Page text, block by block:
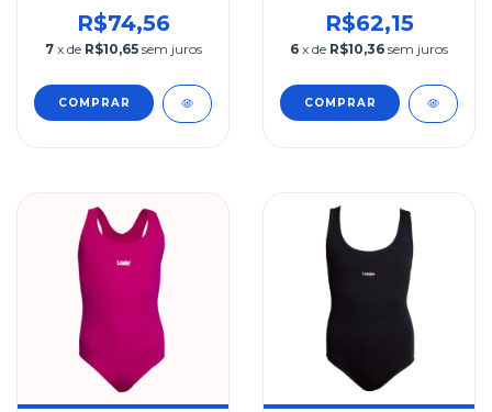
R$74,56
7 x de R$10,65 sem juros
COMPRAR
R$62,15
6 x de R$10,36 sem juros
COMPRAR